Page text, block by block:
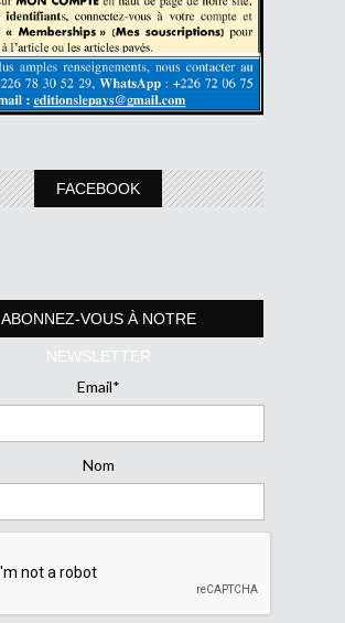
FACEBOOK
ABONNEZ-VOUS À NOTRE
NEWSLETTER
Email*
Nom